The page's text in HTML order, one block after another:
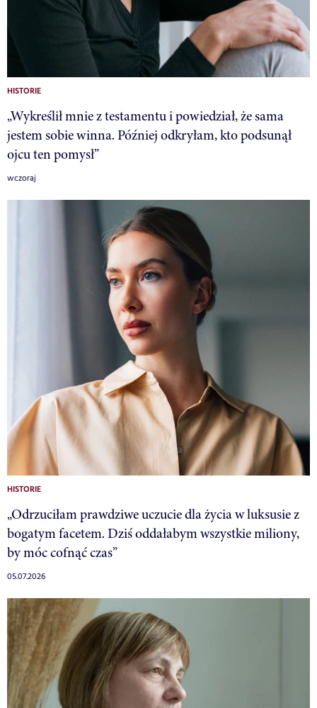
HISTORIE
„Wykreślił mnie z testamentu i powiedział, że sama
jestem sobie winna. Później odkryłam, kto podsunął
ojcu ten pomysł”
wczoraj
HISTORIE
„Odrzuciłam prawdziwe uczucie dla życia w luksusie z
bogatym facetem. Dziś oddałabym wszystkie miliony,
by móc cofnąć czas”
05.07.2026